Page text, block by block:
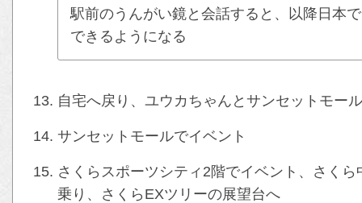
駅前のうんがい鏡と会話すると、以降日本
できるようになる
自宅へ戻り、ユウカちゃんとサンセットモー
サンセットモールでイベント
さくらスポーツシティ2階でイベント、さく
乗り、さくらEXツリーの展望台へ